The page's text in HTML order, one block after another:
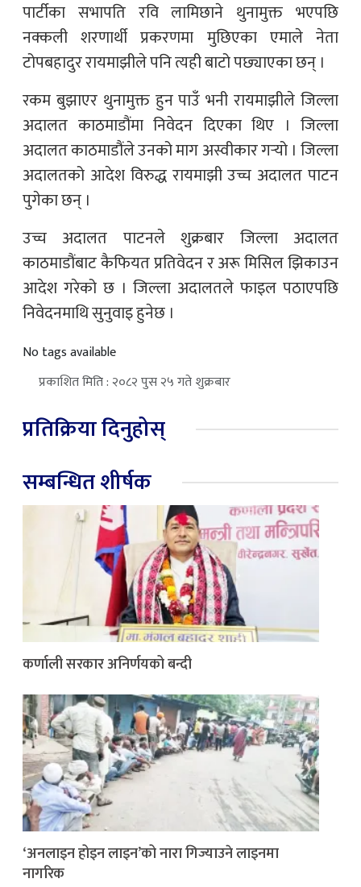
पार्टीका सभापति रवि लामिछाने थुनामुक्त भएपछि
नक्कली शरणार्थी प्रकरणमा मुछिएका एमाले नेता
टोपबहादुर रायमाझीले पनि त्यही बाटो पछ्याएका छन् ।
रकम बुझाएर थुनामुक्त हुन पाउँ भनी रायमाझीले जिल्ला
अदालत काठमाडौंमा निवेदन दिएका थिए । जिल्ला
अदालत काठमाडौंले उनको माग अस्वीकार गर्‍यो । जिल्ला
अदालतको आदेश विरुद्ध रायमाझी उच्च अदालत पाटन
पुगेका छन् ।
उच्च अदालत पाटनले शुक्रबार जिल्ला अदालत
काठमाडौंबाट कैफियत प्रतिवेदन र अरू मिसिल झिकाउन
आदेश गरेको छ । जिल्ला अदालतले फाइल पठाएपछि
निवेदनमाथि सुनुवाइ हुनेछ ।
No tags available
प्रकाशित मिति : २०८२ पुस २५ गते शुक्रबार
प्रतिक्रिया दिनुहोस्
सम्बन्धित शीर्षक
कर्णाली सरकार अनिर्णयको बन्दी
‘अनलाइन होइन लाइन’को नारा गिज्याउने लाइनमा
नागरिक